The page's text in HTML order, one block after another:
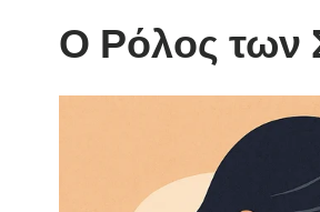
Ο Ρόλος των